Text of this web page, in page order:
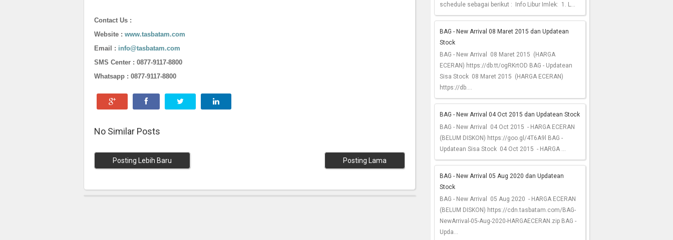
Contact Us :
Website : www.tasbatam.com
Email : info@tasbatam.com
SMS Center : 0877-9117-8800
Whatsapp : 0877-9117-8800
No Similar Posts
Posting Lebih Baru Posting Lama
schedule sebagai berikut : Info Libur Imlek: 1. L...
BAG - New Arrival 08 Maret 2015 dan Updatean
Stock
BAG - New Arrival 08 Maret 2015 (HARGA
ECERAN) https://db.tt/ogRKrtOD BAG - Updatean
Sisa Stock 08 Maret 2015 (HARGA ECERAN)
https://db....
BAG - New Arrival 04 Oct 2015 dan Updatean Stock
BAG - New Arrival 04 Oct 2015 - HARGA ECERAN
(BELUM DISKON) https://goo.gl/4T6A9l BAG -
Updatean Sisa Stock 04 Oct 2015 - HARGA ...
BAG - New Arrival 05 Aug 2020 dan Updatean
Stock
BAG - New Arrival 05 Aug 2020 - HARGA ECERAN
(BELUM DISKON) https://cdn.tasbatam.com/BAG-
NewArrival-05-Aug-2020-HARGAECERAN.zip BAG -
Upda...